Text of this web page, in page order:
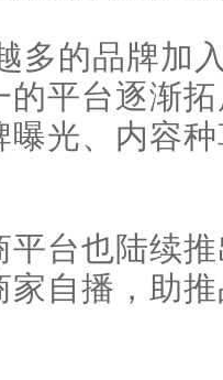
多的品牌加
的平台逐渐
曝光、内容
平台也陆续
家自播，助